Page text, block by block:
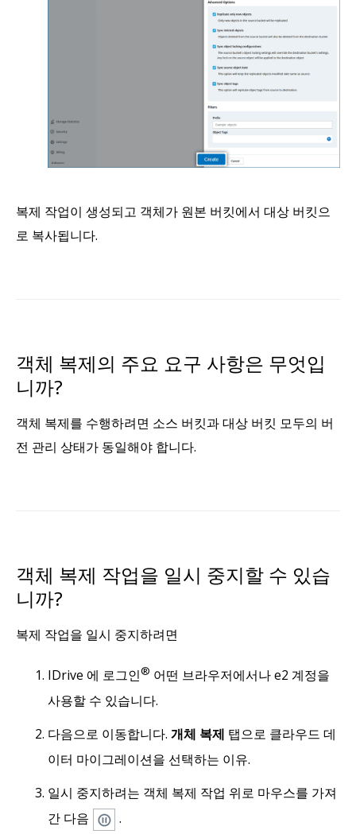
복제 작업이 생성되고 객체가 원본 버킷에서 대상 버킷으
로 복사됩니다.
객체 복제의 주요 요구 사항은 무엇입
니까?
객체 복제를 수행하려면 소스 버킷과 대상 버킷 모두의 버
전 관리 상태가 동일해야 합니다.
객체 복제 작업을 일시 중지할 수 있습
니까?
복제 작업을 일시 중지하려면
IDrive 에 로그인® 어떤 브라우저에서나 e2 계정을
사용할 수 있습니다.
다음으로 이동합니다. 개체 복제 탭으로 클라우드 데
이터 마이그레이션을 선택하는 이유.
일시 중지하려는 객체 복제 작업 위로 마우스를 가져
간 다음
.